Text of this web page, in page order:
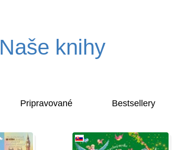
Naše knihy
Pripravované Bestsellery